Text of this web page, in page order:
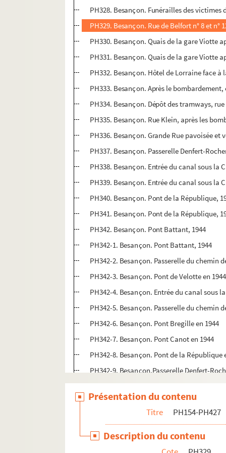
PH328. Besançon. Funérailles des
PH329. Besançon. Rue de Belfort n° 8 et
PH330. Besançon. Quais de la gare Viotte
PH331. Besançon. Quais de la gare Viotte
PH332. Besançon. Hôtel de Lorraine face
PH333. Besançon. Après le
PH334. Besançon. Dépôt des tramways,
PH335. Besançon. Rue Klein, après les
PH336. Besançon. Grande Rue pavoisée
PH337. Besançon. Passerelle Denfert-
PH338. Besançon. Entrée du canal sous la
PH339. Besançon. Entrée du canal sous
PH340. Besançon. Pont de la République,
PH341. Besançon. Pont de la République,
PH342. Besançon. Pont Battant, 1944
PH342-1. Besançon. Pont Battant, 1944
PH342-2. Besançon. Passerelle du chemin
PH342-3. Besançon. Pont de Velotte en 1944
PH342-4. Besançon. Entrée du canal sous
PH342-5. Besançon. Passerelle du chemin
PH342-6. Besançon. Pont Bregille en 1944
PH342-7. Besançon. Pont Canot en 1944
PH342-8. Besançon. Pont de la République
PH342-9. Besançon.Passerelle Denfert-
PH342-10. Besançon.Passerelle Denfert-
PH342-11. Besançon. Pont Bregille en 1944
PH343. Epeugney (Doubs). Scènes de la
PH344. Epeugney (Doubs). Scènes de la
PH345. Epeugney (Doubs). Scènes de la
Présentation du contenu
Titre PH154-PH427
Description du contenu